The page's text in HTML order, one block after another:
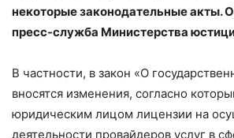
некоторые законодательные акты.
пресс-служба Министерства
В частности, в закон «О
вносятся изменения, согласно
юридическим лицом лицензии на
деятельности провайдеров услуг в